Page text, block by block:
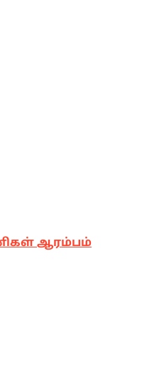
ஆரம்பம்